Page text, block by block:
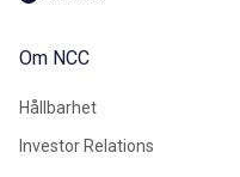
Om NCC
Hållbarhet
Investor Relations